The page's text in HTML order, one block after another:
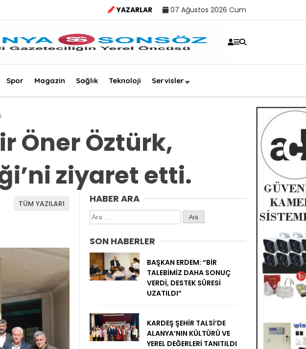
YAZARLAR 07 Ağustos 2026 Cum
Spor Magazin Sağlık Teknoloji Servisler
Öner Öztürk,
ziyaret etti.
TÜM YAZILARI HABER ARA
Arama:
SON HABERLER
BAŞKAN ERDEM: “BİR
TALEBİMİZ DAHA SONUÇ
VERDİ, DESTEK SÜRESİ
UZATILDI”
KARDEŞ ŞEHİR TALSİ’DE
ALANYA’NIN KÜLTÜRÜ VE
YEREL DEĞERLERİ TANITILDI